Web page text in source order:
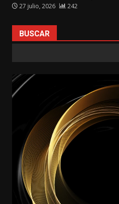
27 julio, 2026 242
BUSCAR